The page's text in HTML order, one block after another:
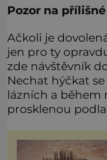
Pozor na
Ačkoli je
jen pro ty
zde návštěvník
Nechat hýčkat
lázních a během
prosklenou